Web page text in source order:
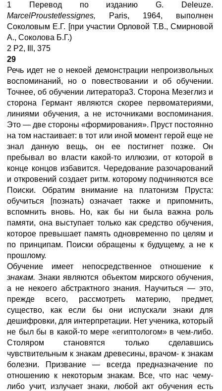
1 Перевод по изданию G. Deleuze.
MarcelProustetlessignes, Paris, 1964, выполнен
Соколовым Е.Г. [при участии Орловой Т.В., Смирновой
А., Соколова Б.Г.)
2 Р2, Ill, 375
29
Речь идет не о некоей демонстрации непроизвольных
воспоминаний, но о повествовании и об обучении.
Точнее, об обучении литератора3. Сторона Мезеглиз и
сторона Германт являются скорее первоматериями,
линиями обучения, а не источниками воспоминания.
Это — две стороны «формирования». Пруст постоянно
на том настаивает: в тот или иной момент герой еще не
знал данную вещь, он ее постигнет позже. Он
пребывал во власти какой-то иллюзии, от которой в
конце концов избавится. Чередование разочарований
и откровений создает ритм. которому подчиняются все
Поиски. Обратим внимание на платонизм Пруста:
обучиться [познать) означает также и припомнить,
вспомнить вновь. Но, как бы ни была важна роль
памяти, она выступает только как средство обучения,
которое превышает память одновременно по целям и
по принципам. Поиски обращены к будущему, а не к
прошлому.
Обучение имеет непосредственное отношение к
знакам. Знаки являются объектом мирского обучения,
а не некоего абстрактного знания. Научиться — это,
прежде всего, рассмотреть материю, предмет,
существо, как если бы они испускали знаки для
дешифровки, для интерпретации. Нет ученика, который
не был бы в какой-то мере «египтологом» в чем-либо.
Столяром становятся только сделавшись
чувствительным к знакам древесины, врачом- к знакам
болезни. Призвание — всегда предназначение по
отношению к некоторым знакам. Все, что нас чему-
либо учит, излучает знаки, любой акт обучения есть